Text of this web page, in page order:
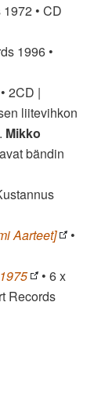
• CD
1996 •
• 2CD |
liitevihkon
Mikko
bändin
Aarteet]
•
• 6 x
Records